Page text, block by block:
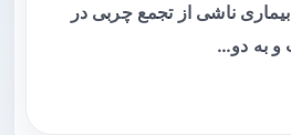
ناشی از تجمع چربی در
به دو…